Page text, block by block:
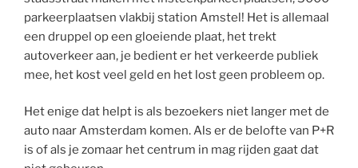
parkeerplaatsen vlakbij station Amstel! Het is allemaal
een druppel op een gloeiende plaat, het trekt
autoverkeer aan, je bedient er het verkeerde publiek
mee, het kost veel geld en het lost geen probleem op.
Het enige dat helpt is als bezoekers niet langer met de
auto naar Amsterdam komen. Als er de belofte van P+R
is of als je zomaar het centrum in mag rijden gaat dat